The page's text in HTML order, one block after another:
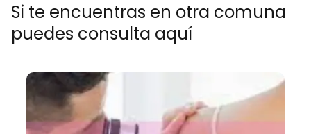
Si te encuentras en otra comuna
puedes consulta aquí